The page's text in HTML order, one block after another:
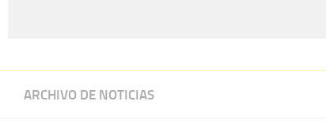
ARCHIVO DE NOTICIAS